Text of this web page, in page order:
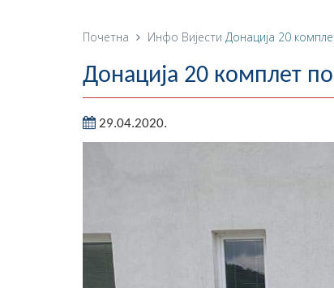
Почетна Инфо Вијести Донација 20
Донација 20 комплет
29.04.2020.